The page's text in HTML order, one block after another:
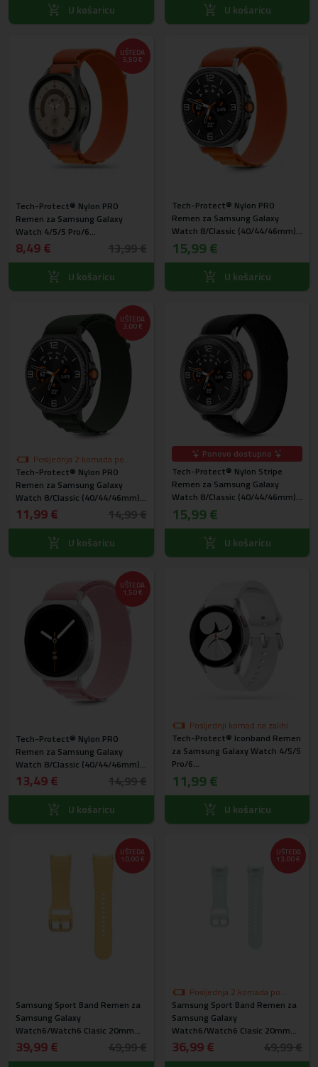
U košaricu U košaricu
UŠTEDA
5,50 €
Tech-Protect® Nylon PRO
Remen za Samsung Galaxy
Watch 4/5/5 Pro/6
(40/42/43/44/45/46/47mm)
Narančasti
8,49 €
U košaricu
Tech-Protect® Nylon PRO
Remen za Samsung Galaxy
Watch 8/Classic (40/44/46mm)
Narančasti
15,99 €
U košaricu
UŠTEDA
3,00 €
Posljednja 2 komada po
akcijskoj cijeni
Tech-Protect® Nylon PRO
Remen za Samsung Galaxy
Watch 8/Classic (40/44/46mm)
Zeleni
11,99 €
U košaricu
Ponovo dostupno
Tech-Protect® Nylon Stripe
Remen za Samsung Galaxy
Watch 8/Classic (40/44/46mm)
Crno narančasti
15,99 €
U košaricu
UŠTEDA
1,50 €
Tech-Protect® Nylon PRO
Remen za Samsung Galaxy
Watch 8/Classic (40/44/46mm)
Pink
13,49 €
U košaricu
Posljednji komad na zalihi
Tech-Protect® Iconband Remen
za Samsung Galaxy Watch 4/5/5
Pro/6
(40/42/43/44/45/46/47mm)
Bijeli
11,99 €
U košaricu
UŠTEDA
10,00 €
Samsung Sport Band Remen za
Samsung Galaxy
Watch6/Watch6 Clasic 20mm
(M,L) ET-SFR94LOEGEU
39,99 €
UŠTEDA
13,00 €
Posljednja 2 komada po
akcijskoj cijeni
Samsung Sport Band Remen za
Samsung Galaxy
Watch6/Watch6 Clasic 20mm
(S,M) ET-SFR93SMEGEU
36,99 €